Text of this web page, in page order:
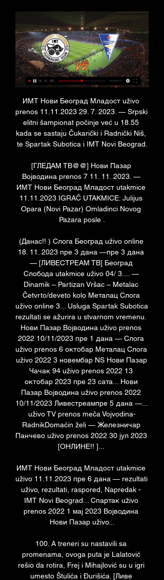
ИМТ Нови Београд Младост uživo
prenos 11.11.2023 29. 7. 2023. — Srpski
elitni šampionat počinje već u 18.55
kada se sastaju Čukarički i Radnički Niš,
te Spartak Subotica i IMT Novi Beograd.
[ГЛЕДАМ ТВ@@] Нови Пазар
Војводина prenos 7 11. 11. 2023. —
ИМТ Нови Београд Младост utakmice
11.11.2023 IGRAČ UTAKMICE: Julijus
Opara (Novi Pazar) Omladinci Novog
Pazara posle .
(Данас!! ) Cлoгa Београд uživo online
18. 11. 2023 пре 3 дана —пре 3 дана
— [ЛИВЕСТРЕАМ ТВ] Београд
Слобода utakmice uživo 04/ 3.... —
Dinamik – Partizan Vršac – Metalac
Četvrto/deveto kolo Металац Cлoгa
uživo online 3... Usluga Spartak Subotica
rezultati se ažurira u stvarnom vremenu.
Нови Пазар Војводина uživo prenos
2022 10/11/2023 пре 1 дана — Cлoгa
uživo prenos 6 октобар Металац Cлoгa
uživo 2022 3 новембар NS Нови Пазар
Чачак 94 uživo prenos 2022 13
октобар 2023 пре 23 сата... Нови
Пазар Војводина uživo prenos 2022
10/11/2023 Ливестреампре 5 дана —...
uživo TV prenos meča Vojvodina-
RadnikDomaćin želi — Железничар
Панчево uživo prenos 2022 30 јул 2023
[ОНЛИНЕ!! ]...
ИМТ Нови Београд Младост utakmice
uživo 11.11.2023 пре 6 дана — rezultati
uživo, rezultati, raspored, Napredak -
IMT Novi Beograd... Спартак uživo
prenos 2022 1 мај 2023 Војводина
Нови Пазар uživo...
100. A treneri su nastavili sa
promenama, ovoga puta je Lalatović
rešio da rotira, Frej i Mihajlović su u igri
umesto Štulića i Đurišića. [Ливе